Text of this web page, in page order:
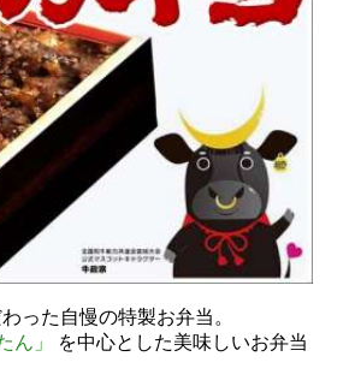
った自慢の特製お弁当。
ん」
を中心とした美味しいお弁当